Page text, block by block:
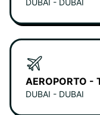
DUBAI - DUBAI
AEROPORTO -
DUBAI - DUBAI